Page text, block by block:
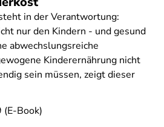
in der Verantwortung:
nur den Kindern - und gesund
abwechslungsreiche
Kinderernährung nicht
sein müssen, zeigt dieser
Book)